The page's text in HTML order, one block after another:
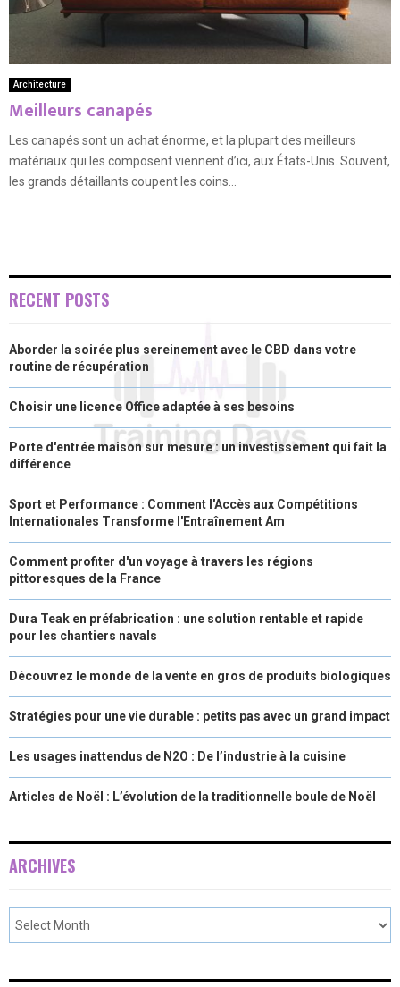
Architecture
Meilleurs canapés
Les canapés sont un achat énorme, et la plupart des meilleurs
matériaux qui les composent viennent d’ici, aux États-Unis. Souvent,
les grands détaillants coupent les coins...
RECENT POSTS
Aborder la soirée plus sereinement avec le CBD dans votre
routine de récupération
Choisir une licence Office adaptée à ses besoins
Porte d'entrée maison sur mesure : un investissement qui fait la
différence
Sport et Performance : Comment l'Accès aux Compétitions
Internationales Transforme l'Entraînement Am
Comment profiter d'un voyage à travers les régions
pittoresques de la France
Dura Teak en préfabrication : une solution rentable et rapide
pour les chantiers navals
Découvrez le monde de la vente en gros de produits biologiques
Stratégies pour une vie durable : petits pas avec un grand impact
Les usages inattendus de N2O : De l’industrie à la cuisine
Articles de Noël : L’évolution de la traditionnelle boule de Noël
ARCHIVES